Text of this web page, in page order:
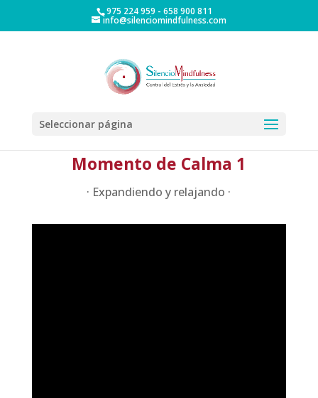
975 224 959 - 658 900 811
info@silenciomindfulness.com
Seleccionar página
Momento de Calma 1
· Expandiendo y relajando ·